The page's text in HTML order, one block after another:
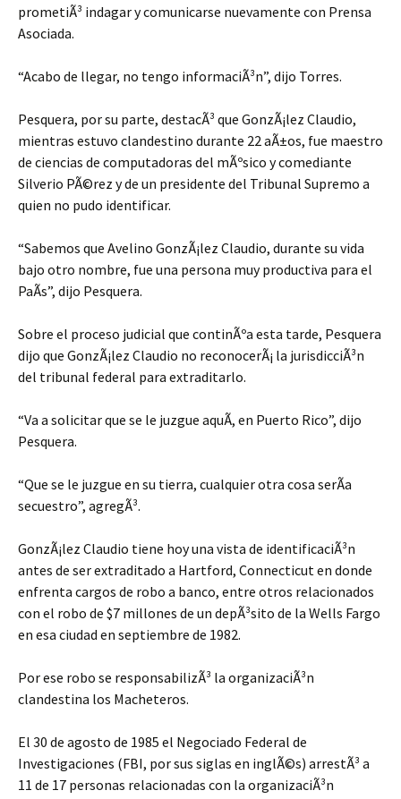
prometiÃ³ indagar y comunicarse nuevamente con Prensa
Asociada.
“Acabo de llegar, no tengo informaciÃ³n”, dijo Torres.
Pesquera, por su parte, destacÃ³ que GonzÃ¡lez Claudio,
mientras estuvo clandestino durante 22 aÃ±os, fue maestro
de ciencias de computadoras del mÃºsico y comediante
Silverio PÃ©rez y de un presidente del Tribunal Supremo a
quien no pudo identificar.
“Sabemos que Avelino GonzÃ¡lez Claudio, durante su vida
bajo otro nombre, fue una persona muy productiva para el
PaÃ­s”, dijo Pesquera.
Sobre el proceso judicial que continÃºa esta tarde, Pesquera
dijo que GonzÃ¡lez Claudio no reconocerÃ¡ la jurisdicciÃ³n
del tribunal federal para extraditarlo.
“Va a solicitar que se le juzgue aquÃ­, en Puerto Rico”, dijo
Pesquera.
“Que se le juzgue en su tierra, cualquier otra cosa serÃ­a
secuestro”, agregÃ³.
GonzÃ¡lez Claudio tiene hoy una vista de identificaciÃ³n
antes de ser extraditado a Hartford, Connecticut en donde
enfrenta cargos de robo a banco, entre otros relacionados
con el robo de $7 millones de un depÃ³sito de la Wells Fargo
en esa ciudad en septiembre de 1982.
Por ese robo se responsabilizÃ³ la organizaciÃ³n
clandestina los Macheteros.
El 30 de agosto de 1985 el Negociado Federal de
Investigaciones (FBI, por sus siglas en inglÃ©s) arrestÃ³ a
11 de 17 personas relacionadas con la organizaciÃ³n